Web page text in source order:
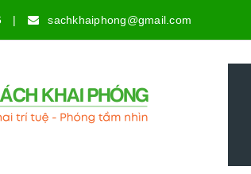
| sachkhaiphong@gmail.com